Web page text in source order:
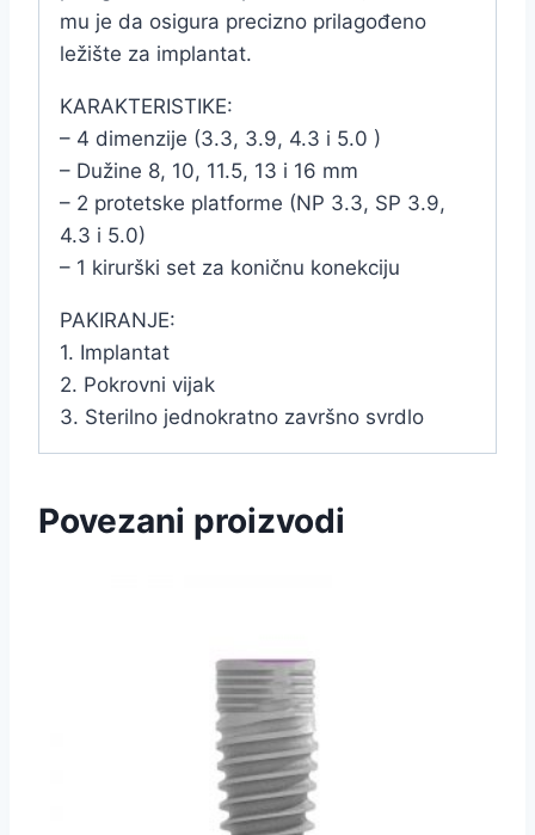
mu je da osigura precizno prilagođeno
ležište za implantat.
KARAKTERISTIKE:
– 4 dimenzije (3.3, 3.9, 4.3 i 5.0 )
– Dužine 8, 10, 11.5, 13 i 16 mm
– 2 protetske platforme (NP 3.3, SP 3.9,
4.3 i 5.0)
– 1 kirurški set za koničnu konekciju
PAKIRANJE:
1. Implantat
2. Pokrovni vijak
3. Sterilno jednokratno završno svrdlo
Povezani proizvodi